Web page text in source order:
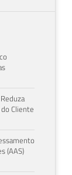
Cliente
(AAS)